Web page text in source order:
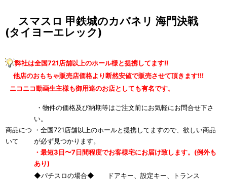
スマスロ 甲鉄城のカバネリ 海門決戦
(タイヨーエレック)
弊社は全国721店舗以上のホール様と提携してます!!
他店のおもちゃ販売店価格より断然安値で販売させて頂きます!!!
ニコニコ動画生主様も御用達のお店としても有名です。
商品につ
いて
・物件の価格及び納期等はご注文前にお気軽にお問合せ下さ
い。
・全国721店舗以上のホールと提携してますので、欲しい商品
が必ず見つかります。
・最短3日〜7日間程度でお客様宅にお届け致します。(例外も
あり)
◆パチスロの場合◆ ドアキー、設定キー、トランス